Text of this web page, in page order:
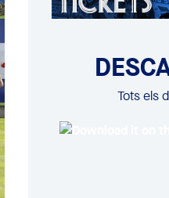
Tots els